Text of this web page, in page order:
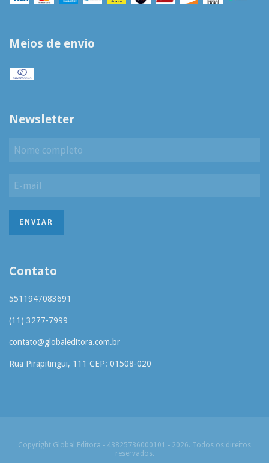
Meios de envio
Newsletter
Contato
5511947083691
(11) 3277-7999
contato@globaleditora.com.br
Rua Pirapitingui, 111 CEP: 01508-020
Copyright Global Editora - 43825736000101 - 2026. Todos os direitos
reservados.